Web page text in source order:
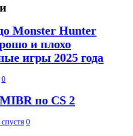
Monster Hunter
и плохо
игры 2025 года
0
по CS 2
0